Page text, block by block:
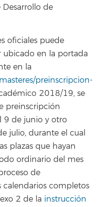
de
oficiales puede
ubicado en la portada
en la
preinscripcion-
2018/19, se
preinscripción
9 de junio y otro
julio, durante el cual
plazas que hayan
ordinario del mes
de
calendarios completos
2 de la instrucción